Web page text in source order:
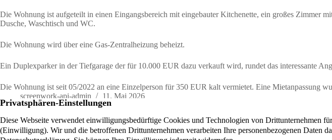
Die Wohnung ist aufgeteilt in einen Eingangsbereich mit eingebauter Kitchenette, ein großes Zimmer
Dusche, Waschtisch und WC.
Die Wohnung wird über eine Gas-Zentralheizung beheizt.
Ein Duplexparker in der Tiefgarage der für 10.000 EUR dazu verkauft wird, rundet das interessante
Die Wohnung ist seit 05/2022 an eine Einzelperson für 350 EUR kalt vermietet. Eine Mietanpassung
screenwork-api-admin
11. Mai 2026
Ihr Immobilienmakler Übersicht